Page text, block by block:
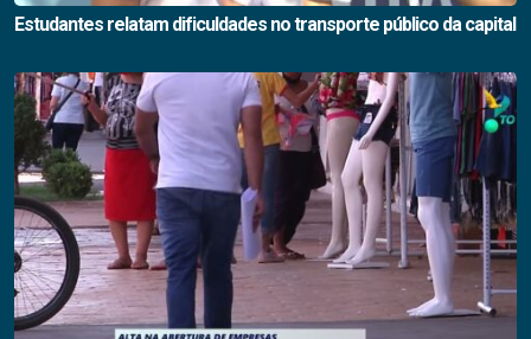
Estudantes relatam dificuldades no transporte público da capital